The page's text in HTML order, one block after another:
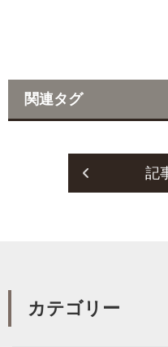
関連タグ
記
カテゴリー